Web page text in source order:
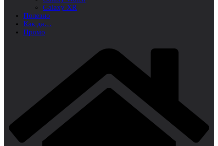
Galaxy XR
Полезно
Как да…
Промо